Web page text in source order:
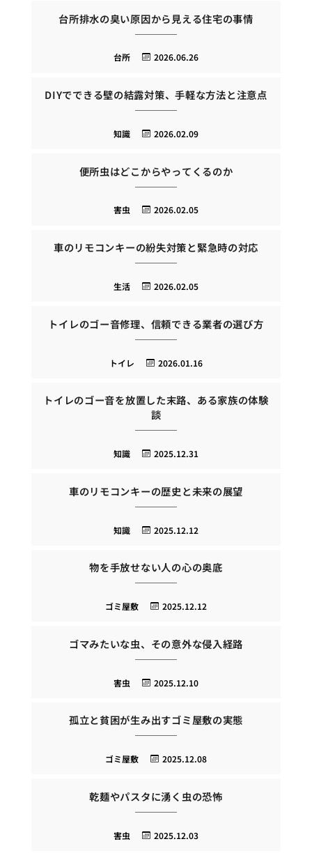
台所排水の臭い原因から見える住宅の事情
2026.06.26
台所
DIYでできる壁の結露対策、手軽な方法と注意点
2026.02.09
知識
便所虫はどこからやってくるのか
2026.02.05
害虫
車のリモコンキーの紛失対策と緊急時の対応
2026.02.05
生活
トイレのゴー音修理、信頼できる業者の選び方
2026.01.16
トイレ
トイレのゴー音を放置した末路、ある家族の体験
談
2025.12.31
知識
車のリモコンキーの歴史と未来の展望
2025.12.12
知識
物を手放せない人の心の奥底
2025.12.12
ゴミ屋敷
ゴマみたいな虫、その意外な侵入経路
2025.12.10
害虫
孤立と貧困が生み出すゴミ屋敷の実態
2025.12.08
ゴミ屋敷
乾麺やパスタに湧く虫の恐怖
2025.12.03
害虫